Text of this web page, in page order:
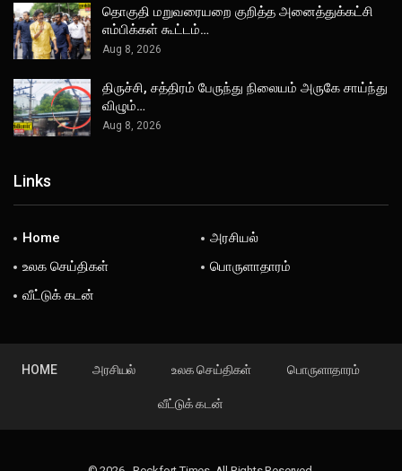
தொகுதி மறுவரையறை குறித்த அனைத்துக்கட்சி
எம்பிக்கள் கூட்டம்…
Aug 8, 2026
திருச்சி, சத்திரம் பேருந்து நிலையம் அருகே சாய்ந்து
விழும்…
Aug 8, 2026
Links
Home
அரசியல்
உலக செய்திகள்
பொருளாதாரம்
வீட்டுக் கடன்
HOME அரசியல் உலக செய்திகள் பொருளாதாரம்
வீட்டுக் கடன்